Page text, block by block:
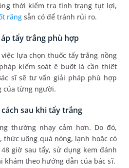
thời kiểm tra tình trạng tụt lợi,
răngsẵn có để tránh rủi ro.
tẩy trắng phù hợp
lựa chọn thuốc tẩy trắng nồng
kiểm soát ê buốt là cần thiết
sĩ sẽ tư vấn giải pháp phù hợp
của từng người.
sau khi tẩy trắng
thường nhạy cảm hơn. Do đó,
thức uống quá nóng, lạnh hoặc có
giờ sau tẩy, sử dụng kem đánh
khám theo hướng dẫn của bác sĩ.